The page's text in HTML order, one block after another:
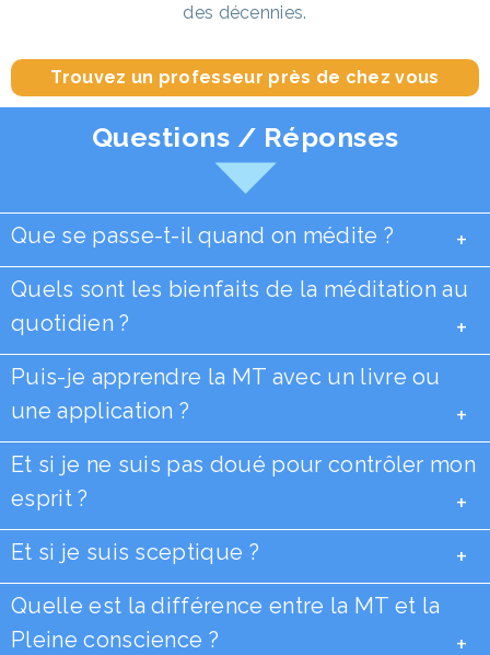
des décennies.
Trouvez un professeur près de chez vous
Questions / Réponses
Que se passe-t-il quand on médite ? +
Quels sont les bienfaits de la méditation au
quotidien ?
+
Puis-je apprendre la MT avec un livre ou
une application ?
+
Et si je ne suis pas doué pour contrôler mon
esprit ?
+
Et si je suis sceptique ? +
Quelle est la différence entre la MT et la
Pleine conscience ?
+